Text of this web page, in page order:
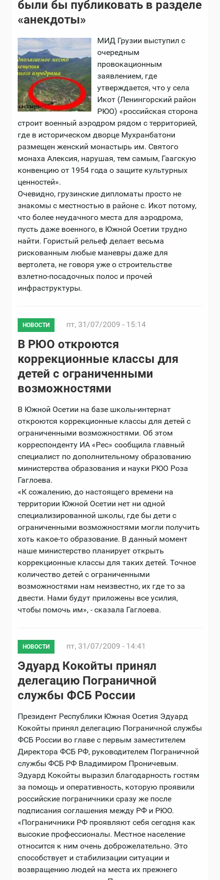
были бы публиковать в разделе
«анекдоты»
МИД Грузии выступил с
очередным
провокационным
заявлением, где
утверждается, что у села
Икот (Ленингорский район
РЮО) «российская сторона
строит военный аэродром рядом с территорией,
где в историческом дворце Мухранбатони
размещен женский монастырь им. Святого
монаха Алексия, нарушая, тем самым, Гаагскую
конвенцию от 1954 года о защите культурных
ценностей».
Очевидно, грузинские дипломаты просто не
знакомы с местностью в районе с. Икот потому,
что более неудачного места для аэродрома,
пусть даже военного, в Южной Осетии трудно
найти. Гористый рельеф делает весьма
рискованным любые маневры даже для
вертолета, не говоря уже о строительстве
взлетно-посадочных полос и прочей
инфраструктуры.
НОВОСТИ пт, 31/07/2009 - 15:14
В РЮО откроются
коррекционные классы для
детей с ограниченными
возможностями
В Южной Осетии на базе школы-интернат
откроются коррекционные классы для детей с
ограниченными возможностями. Об этом
корреспонденту ИА «Рес» сообщила главный
специалист по дополнительному образованию
министерства образования и науки РЮО Роза
Гаглоева.
«К сожалению, до настоящего времени на
территории Южной Осетии нет ни одной
специализированной школы, где бы дети с
ограниченными возможностями могли получить
хоть какое-то образование. В данный момент
наше министерство планирует открыть
коррекционные классы для таких детей. Точное
количество детей с ограниченными
возможностями нам неизвестно, их где то за
двести. Нами будут приложены все усилия,
чтобы помочь им», - сказала Гаглоева.
НОВОСТИ пт, 31/07/2009 - 14:41
Эдуард Кокойты принял
делегацию Пограничной
службы ФСБ России
Президент Республики Южная Осетия Эдуард
Кокойты принял делегацию Пограничной службы
ФСБ России во главе с первым заместителем
Директора ФСБ РФ, руководителем Пограничной
службы ФСБ РФ Владимиром Проничевым.
Эдуард Кокойты выразил благодарность гостям
за помощь и оперативность, которую проявили
российские пограничники сразу же после
подписания соглашения между РФ и РЮО.
«Пограничники РФ проявляют себя сегодня как
высокие профессионалы. Местное население
относится к ним очень доброжелательно. Это
способствует и стабилизации ситуации и
возвращению людей на места их прежнего